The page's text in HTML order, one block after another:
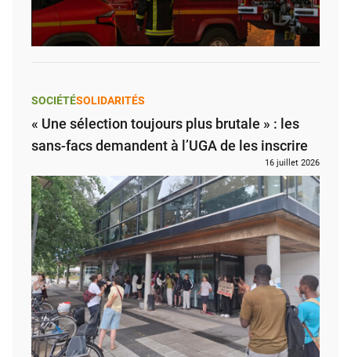
SOCIÉTÉSOLIDARITÉS
« Une sélection toujours plus brutale » : les
sans-facs demandent à l’UGA de les inscrire
16 juillet 2026